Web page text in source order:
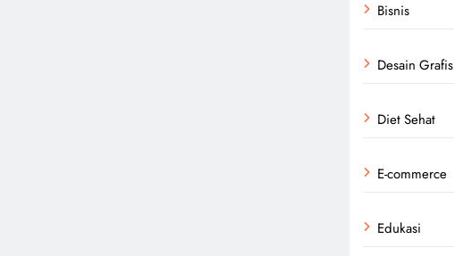
Bisnis
Desain Grafis
Diet Sehat
E-commerce
Edukasi